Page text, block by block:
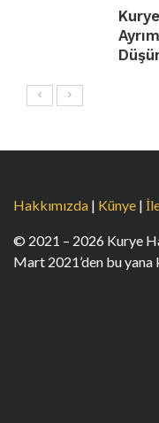
Hakkımızda | Künye |
© 2021 – 2026 Kurye
Mart 2021’den bu yana